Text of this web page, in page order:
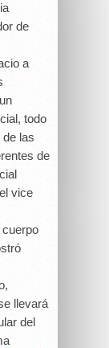
de
a
todo
de las
de
vice
cuerpo
llevará
del